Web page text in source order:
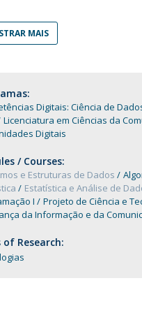
Católica Braga
Apresentação
Informações
Diretório de Contactos
MAIS
Digitais: Ciência de
Licenciatura em Ciências da
Digitais
/ Courses:
e Estruturas de Dados
Estatística e Análise de
I
Projeto de Ciência e
da Informação e da
of Research: